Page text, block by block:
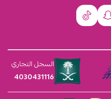
السجل التجاري
4030431116